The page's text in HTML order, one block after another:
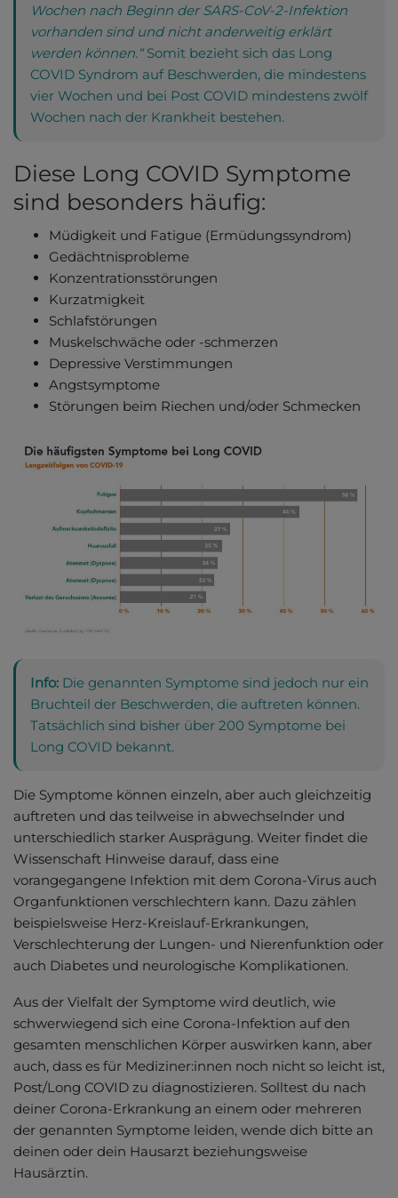
Wochen nach Beginn der SARS-CoV-2-Infektion
vorhanden sind und nicht anderweitig erklärt
werden können.“Somit bezieht sich das Long
COVID Syndrom auf Beschwerden, die mindestens
vier Wochen und bei Post COVID mindestens zwölf
Wochen nach der Krankheit bestehen.
Diese Long COVID Symptome
sind besonders häufig:
Müdigkeit und Fatigue (Ermüdungssyndrom)
Gedächtnisprobleme
Konzentrationsstörungen
Kurzatmigkeit
Schlafstörungen
Muskelschwäche oder -schmerzen
Depressive Verstimmungen
Angstsymptome
Störungen beim Riechen und/oder Schmecken
Info: Die genannten Symptome sind jedoch nur ein
Bruchteil der Beschwerden, die auftreten können.
Tatsächlich sind bisher über 200 Symptome bei
Long COVID bekannt.
Die Symptome können einzeln, aber auch gleichzeitig
auftreten und das teilweise in abwechselnder und
unterschiedlich starker Ausprägung. Weiter findet die
Wissenschaft Hinweise darauf, dass eine
vorangegangene Infektion mit dem Corona-Virus auch
Organfunktionen verschlechtern kann. Dazu zählen
beispielsweise Herz-Kreislauf-Erkrankungen,
Verschlechterung der Lungen- und Nierenfunktion oder
auch Diabetes und neurologische Komplikationen.
Aus der Vielfalt der Symptome wird deutlich, wie
schwerwiegend sich eine Corona-Infektion auf den
gesamten menschlichen Körper auswirken kann, aber
auch, dass es für Mediziner:innen noch nicht so leicht ist,
Post/Long COVID zu diagnostizieren. Solltest du nach
deiner Corona-Erkrankung an einem oder mehreren
der genannten Symptome leiden, wende dich bitte an
deinen oder dein Hausarzt beziehungsweise
Hausärztin.